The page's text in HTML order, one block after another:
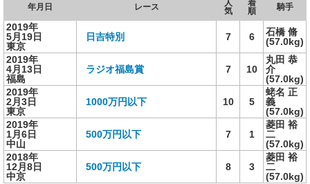
年月日 レース
人
気
着
順
騎手
2019年
5月19日
東京
日吉特別 7 6
石橋 脩
(57.0kg)
2019年
4月13日
福島
ラジオ福島賞 7 10
丸田 恭
介
(57.0kg)
2019年
2月3日
東京
1000万円以下 10 5
蛯名 正
義
(57.0kg)
2019年
1月6日
中山
500万円以下 7 1
菱田 裕
二
(57.0kg)
2018年
12月8日
中京
500万円以下 8 3
菱田 裕
二
(57.0kg)